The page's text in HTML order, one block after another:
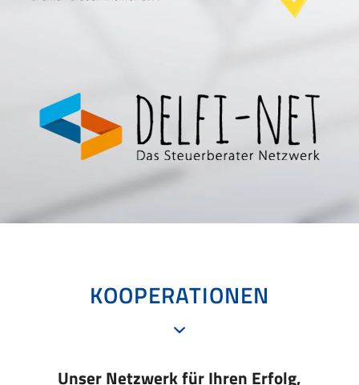
KOOPERATIONEN
Unser Netzwerk für Ihren Erfolg,